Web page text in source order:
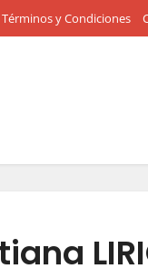
Términos y Condiciones